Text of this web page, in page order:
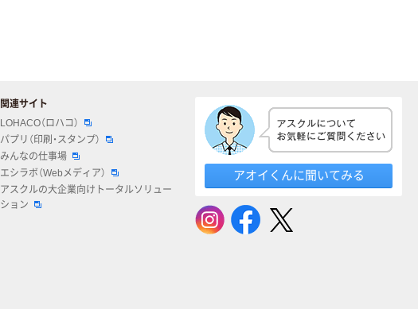
関連サイト
LOHACO（ロハコ）
パプリ（印刷・スタンプ）
みんなの仕事場
エシラボ（Webメディア）
アスクルの大企業向けトータルソリュー
ション
アオイくんに聞いてみる